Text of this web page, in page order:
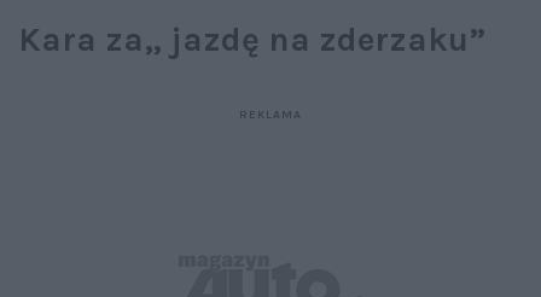
Kara za„ jazdę na zderzaku”